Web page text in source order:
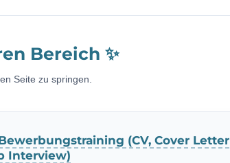
Bereich ✨
Seite zu springen.
Bewerbungstraining (CV, Cover Letter
Interview)